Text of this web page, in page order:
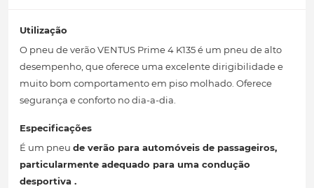
Utilização
O pneu de verão VENTUS Prime 4 K135 é um pneu de alto
desempenho, que oferece uma excelente dirigibilidade e
muito bom comportamento em piso molhado. Oferece
segurança e conforto no dia-a-dia.
Especificações
É um pneu de verão para automóveis de passageiros,
particularmente adequado para uma condução
desportiva .